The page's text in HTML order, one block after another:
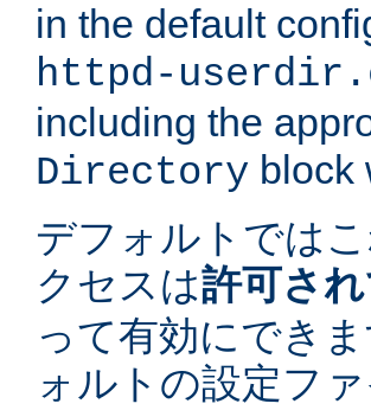
in the default
httpd-
including the
Directory block
デフォルトでは
クセスは許可さ
って有効にでき
ォルトの設定フ